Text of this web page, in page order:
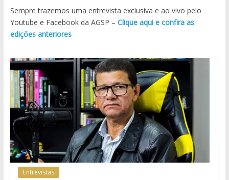
Sempre trazemos uma entrevista exclusiva e ao vivo pelo
Youtube e Facebook da AGSP – Clique aqui e confira as
edições anteriores
Entrevistas